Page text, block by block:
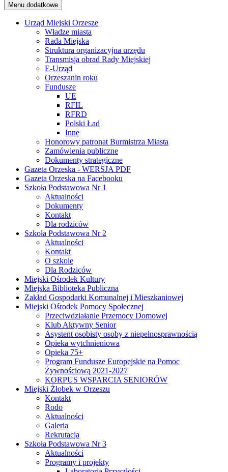
Menu dodatkowe
Urząd Miejski Orzesze
Władze miasta
Rada Miejska
Struktura organizacyjna urzędu
Transmisja obrad Rady Miejskiej
E-Urząd
Orzeszanin roku
Fundusze
UE
RFIL
RFRD
Polski Ład
Inne
Honorowy patronat Burmistrza Miasta
Zamówienia publiczne
Dokumenty strategiczne
Gazeta Orzeska - WERSJA PDF
Gazeta Orzeska na Facebooku
Szkoła Podstawowa Nr 1
Aktualności
Dokumenty
Kontakt
Dla rodziców
Szkoła Podstawowa Nr 2
Aktualności
Kontakt
O szkole
Dla Rodziców
Miejski Ośrodek Kultury
Miejska Biblioteka Publiczna
Zakład Gospodarki Komunalnej i Mieszkaniowej
Miejski Ośrodek Pomocy Społecznej
Przeciwdziałanie Przemocy Domowej
Klub Aktywny Senior
Asystent osobisty osoby z niepełnosprawnością
Opieka wytchnieniowa
Opieka 75+
Program Fundusze Europejskie na Pomoc
Żywnościową 2021-2027
KORPUS WSPARCIA SENIORÓW
Miejski Żłobek w Orzeszu
Kontakt
Rodo
Aktualności
Galeria
Rekrutacja
Szkoła Podstawowa Nr 3
Aktualności
Programy i projekty